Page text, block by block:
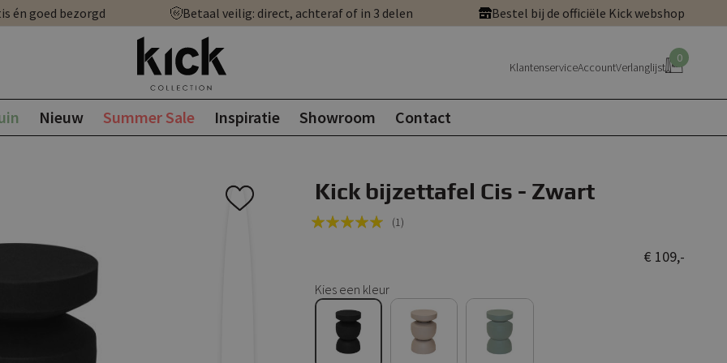
én goed bezorgd Betaal veilig: direct, achteraf of in 3 delen Bestel bij de officiële Kick webshop
KlantenserviceAccountVerlanglijst
0
Nieuw Summer Sale Inspiratie Showroom Contact
Kick bijzettafel Cis - Zwart
Rating:
(1)
€ 109,-
Kies een kleur